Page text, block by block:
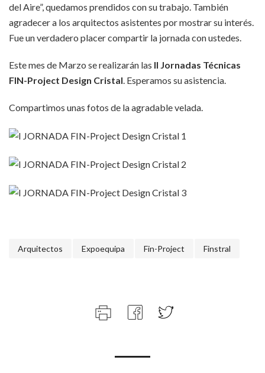
del Aire”, quedamos prendidos con su trabajo. También
agradecer a los arquitectos asistentes por mostrar su interés.
Fue un verdadero placer compartir la jornada con ustedes.
Este mes de Marzo se realizarán las II Jornadas Técnicas
FIN-Project Design Cristal. Esperamos su asistencia.
Compartimos unas fotos de la agradable velada.
Arquitectos Expoequipa Fin-Project Finstral